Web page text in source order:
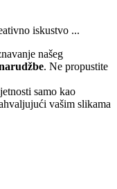
iskustvo ...
našeg
. Ne propustite
samo kao
vašim slikama